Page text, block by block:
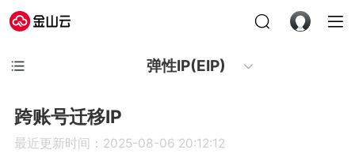
弹性IP(EIP)
跨账号迁移IP
最近更新时间：2025-08-06 20:12:12